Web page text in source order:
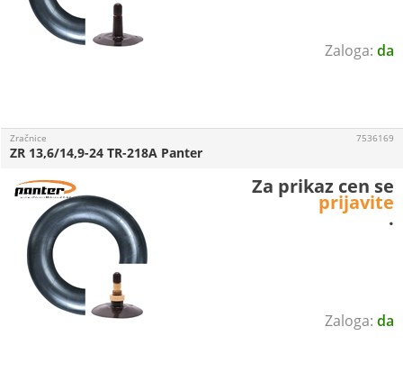
da
da
Zračnice
ZR 13,6/14,9-24 TR-218A Panter
7536169
Za prikaz cen se
prijavite
.